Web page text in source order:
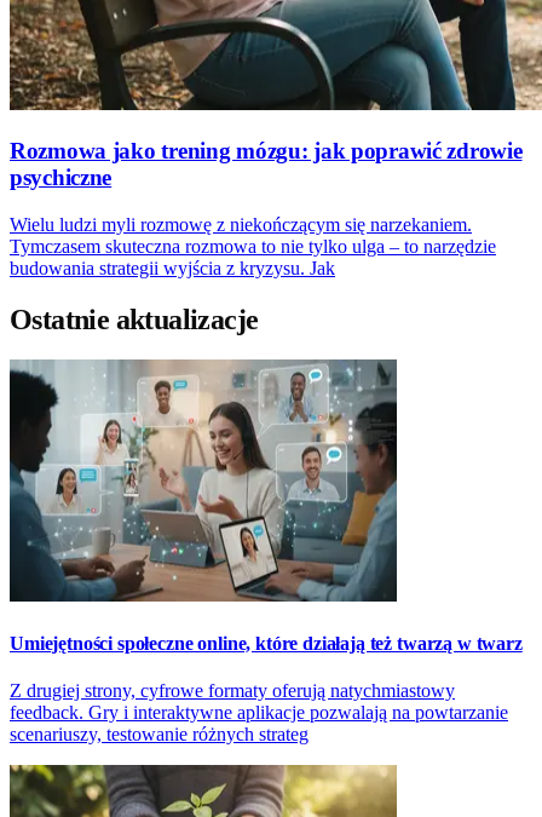
Rozmowa jako trening mózgu: jak poprawić zdrowie
psychiczne
Wielu ludzi myli rozmowę z niekończącym się narzekaniem.
Tymczasem skuteczna rozmowa to nie tylko ulga – to narzędzie
budowania strategii wyjścia z kryzysu. Jak
Ostatnie aktualizacje
Umiejętności społeczne online, które działają też twarzą w twarz
Z drugiej strony, cyfrowe formaty oferują natychmiastowy
feedback. Gry i interaktywne aplikacje pozwalają na powtarzanie
scenariuszy, testowanie różnych strateg